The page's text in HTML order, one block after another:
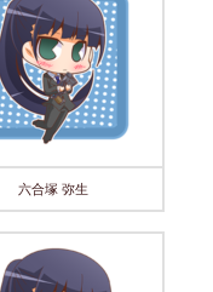
六合塚 弥生